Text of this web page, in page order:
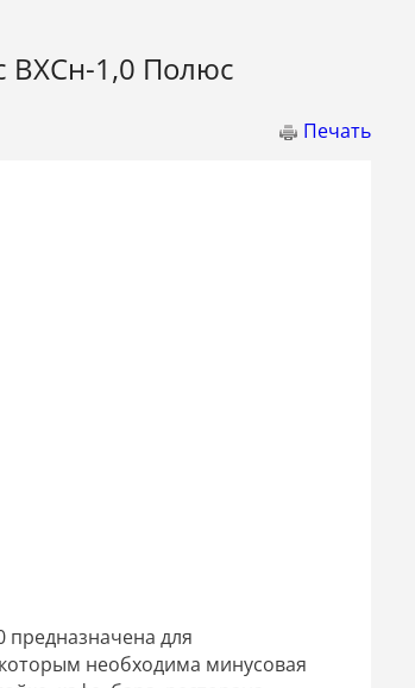
ВХСн-1,0 Полюс
Печать
предназначена для
необходима минусовая